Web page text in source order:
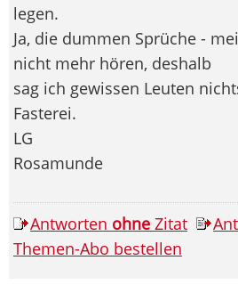
legen.
Ja, die dummen Sprüche -
nicht mehr hören, deshalb
sag ich gewissen Leuten
Fasterei.
LG
Rosamunde
Antworten ohne Zitat
Themen-Abo bestellen